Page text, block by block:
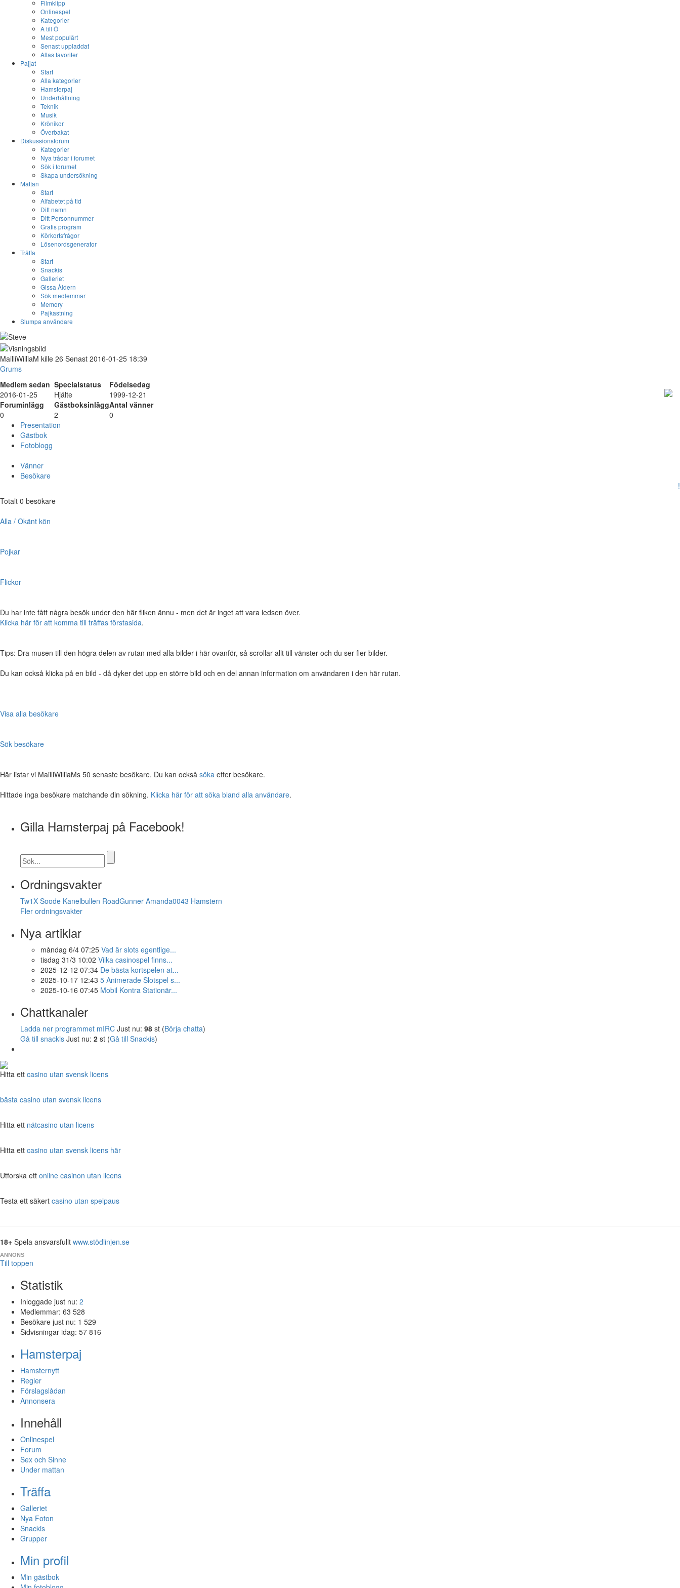
Filmklipp
Onlinespel
Kategorier
A till Ö
Mest populärt
Senast uppladdat
Allas favoriter
Pajjat
Start
Alla kategorier
Hamsterpaj
Underhållning
Teknik
Musik
Krönikor
Överbakat
Diskussionsforum
Kategorier
Nya trådar i forumet
Sök i forumet
Skapa undersökning
Mattan
Start
Alfabetet på tid
Ditt namn
Ditt Personnummer
Gratis program
Körkortsfrågor
Lösenordsgenerator
Träffa
Start
Snackis
Galleriet
Gissa Åldern
Sök medlemmar
Memory
Pajkastning
Slumpa användare
MailliWilliaM kille 26 Senast 2016-01-25 18:39
Grums
Medlem sedan Specialstatus
Födelsedag
2016-01-25
Hjälte
1999-12-21
Foruminlägg
GästboksinläggAntal vänner
0
2
0
Presentation
Gästbok
Fotoblogg
Vänner
Besökare
!
Totalt 0 besökare
Alla / Okänt kön
Pojkar
Flickor
Du har inte fått några besök under den här fliken ännu - men det är inget att vara ledsen över.
Klicka här för att komma till träffas förstasida.
Tips: Dra musen till den högra delen av rutan med alla bilder i här ovanför, så scrollar allt till vänster och du ser fler bilder.
Du kan också klicka på en bild - då dyker det upp en större bild och en del annan information om användaren i den här rutan.
Visa alla besökare
Sök besökare
Här listar vi MailliWilliaMs 50 senaste besökare. Du kan också söka efter besökare.
Hittade inga besökare matchande din sökning. Klicka här för att söka bland alla användare.
Gilla Hamsterpaj på Facebook!
Ordningsvakter
Tw1X Soode Kanelbullen RoadGunner Amanda0043 Hamstern
Fler ordningsvakter
Nya artiklar
måndag 6/4 07:25 Vad är slots egentlige...
tisdag 31/3 10:02 Vilka casinospel finns...
2025-12-12 07:34 De bästa kortspelen at...
2025-10-17 12:43 5 Animerade Slotspel s...
2025-10-16 07:45 Mobil Kontra Stationär...
Chattkanaler
Ladda ner programmet mIRC Just nu: 98 st (Börja chatta)
Gå till snackis Just nu: 2 st (Gå till Snackis)
Hitta ett casino utan svensk licens
bästa casino utan svensk licens
Hitta ett nätcasino utan licens
Hitta ett casino utan svensk licens här
Utforska ett online casinon utan licens
Testa ett säkert casino utan spelpaus
18+ Spela ansvarsfullt www.stödlinjen.se
ANNONS
Till toppen
Statistik
Inloggade just nu: 2
Medlemmar: 63 528
Besökare just nu: 1 529
Sidvisningar idag: 57 816
Hamsterpaj
Hamsternytt
Regler
Förslagslådan
Annonsera
Innehåll
Onlinespel
Forum
Sex och Sinne
Under mattan
Träffa
Galleriet
Nya Foton
Snackis
Grupper
Min profil
Min gästbok